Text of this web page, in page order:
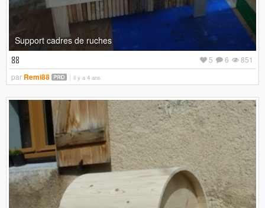
Support cadres de ruches
851
6
5
par Remi88 il y a 4 ans